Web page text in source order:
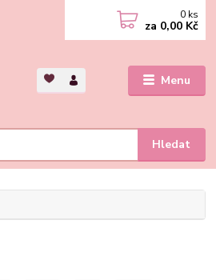
Menu
Hledat
0 ks
za 0,00 Kč